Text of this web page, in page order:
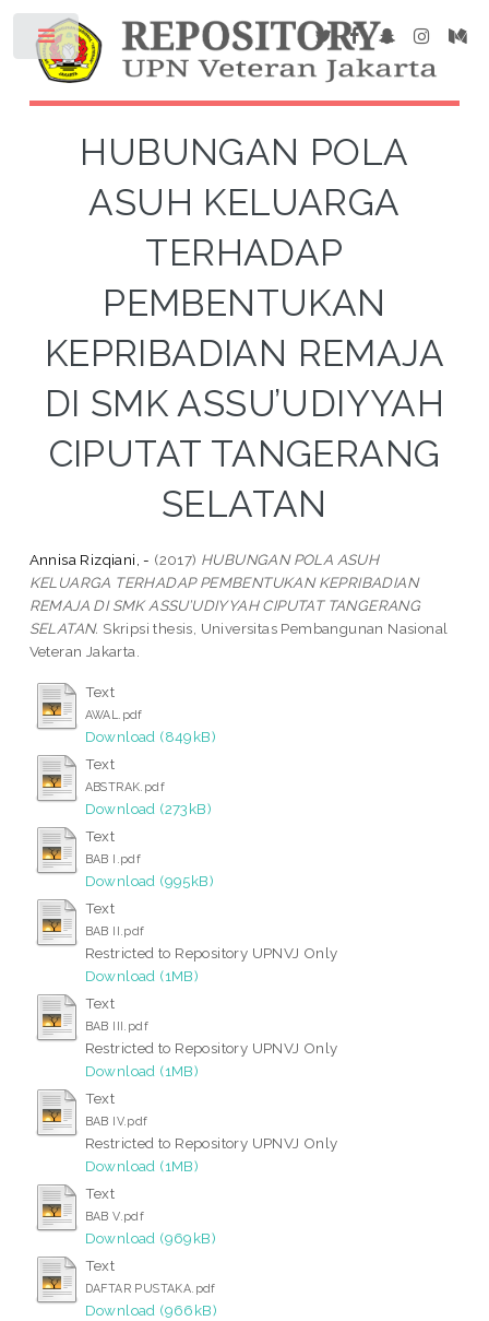
HUBUNGAN POLA
ASUH KELUARGA
TERHADAP
PEMBENTUKAN
KEPRIBADIAN REMAJA
DI SMK ASSU’UDIYYAH
CIPUTAT TANGERANG
SELATAN
Annisa Rizqiani, - (2017) HUBUNGAN POLA ASUH
KELUARGA TERHADAP PEMBENTUKAN KEPRIBADIAN
REMAJA DI SMK ASSU’UDIYYAH CIPUTAT TANGERANG
SELATAN. Skripsi thesis, Universitas Pembangunan Nasional
Veteran Jakarta.
Text
AWAL.pdf
Download (849kB)
Text
ABSTRAK.pdf
Download (273kB)
Text
BAB I.pdf
Download (995kB)
Text
BAB II.pdf
Restricted to Repository UPNVJ Only
Download (1MB)
Text
BAB III.pdf
Restricted to Repository UPNVJ Only
Download (1MB)
Text
BAB IV.pdf
Restricted to Repository UPNVJ Only
Download (1MB)
Text
BAB V.pdf
Download (969kB)
Text
DAFTAR PUSTAKA.pdf
Download (966kB)